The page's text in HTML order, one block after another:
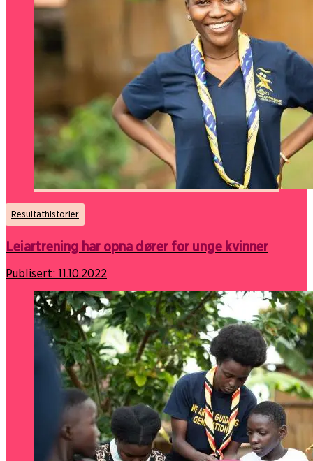
Resultathistorier
Leiartrening har opna dører for unge kvinner
Publisert: 11.10.2022